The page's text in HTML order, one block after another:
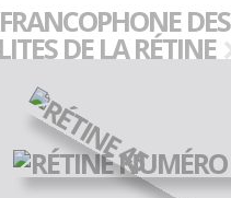
DES
DE LA RÉTINE